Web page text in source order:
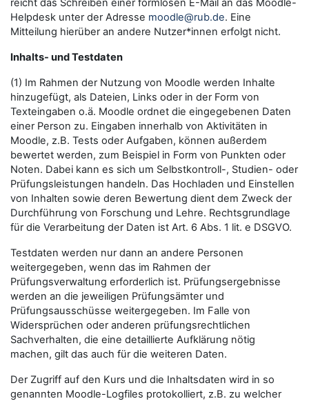
reicht das Schreiben einer formlosen E-Mail an das Moodle-
Helpdesk unter der Adresse moodle@rub.de. Eine
Mitteilung hierüber an andere Nutzer*innen erfolgt nicht.
Inhalts- und Testdaten
(1) Im Rahmen der Nutzung von Moodle werden Inhalte
hinzugefügt, als Dateien, Links oder in der Form von
Texteingaben o.ä. Moodle ordnet die eingegebenen Daten
einer Person zu. Eingaben innerhalb von Aktivitäten in
Moodle, z.B. Tests oder Aufgaben, können außerdem
bewertet werden, zum Beispiel in Form von Punkten oder
Noten. Dabei kann es sich um Selbstkontroll-, Studien- oder
Prüfungsleistungen handeln. Das Hochladen und Einstellen
von Inhalten sowie deren Bewertung dient dem Zweck der
Durchführung von Forschung und Lehre. Rechtsgrundlage
für die Verarbeitung der Daten ist Art. 6 Abs. 1 lit. e DSGVO.
Testdaten werden nur dann an andere Personen
weitergegeben, wenn das im Rahmen der
Prüfungsverwaltung erforderlich ist. Prüfungsergebnisse
werden an die jeweiligen Prüfungsämter und
Prüfungsausschüsse weitergegeben. Im Falle von
Widersprüchen oder anderen prüfungsrechtlichen
Sachverhalten, die eine detaillierte Aufklärung nötig
machen, gilt das auch für die weiteren Daten.
Der Zugriff auf den Kurs und die Inhaltsdaten wird in so
genannten Moodle-Logfiles protokolliert, z.B. zu welcher